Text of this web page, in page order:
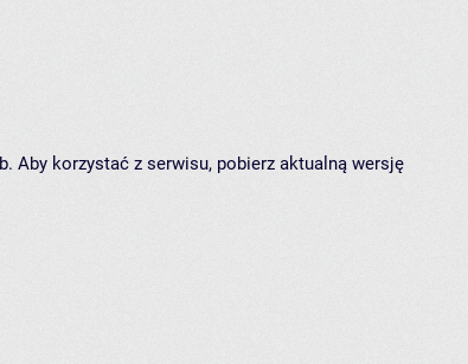
Aby korzystać z serwisu, pobierz aktualną wersję